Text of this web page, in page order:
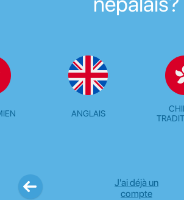
ANGLAIS
J'ai déjà un
compte